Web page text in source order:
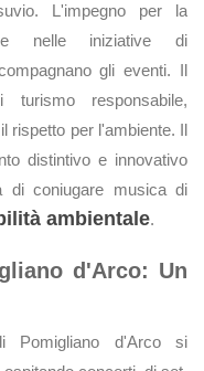
L'impegno per la
nelle iniziative di
gli eventi. Il
responsabile,
rispetto per l'ambiente. Il
distintivo e innovativo
di coniugare musica di
ambientale.
d'Arco: Un
Pomigliano d'Arco si